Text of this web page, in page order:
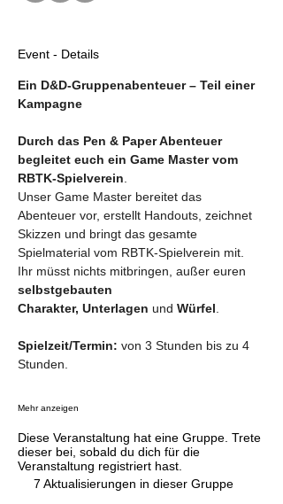
Event - Details
Ein D&D-Gruppenabenteuer – Teil einer
Kampagne
Durch das Pen & Paper Abenteuer
begleitet euch ein Game Master vom
RBTK-Spielverein
Unser Game Master bereitet das
Abenteuer vor, erstellt Handouts, zeichnet
Skizzen und bringt das gesamte
Spielmaterial vom RBTK-Spielverein mit.
Ihr müsst nichts mitbringen, außer euren
selbstgebauten
Charakter, Unterlagen und Würfel
Spielzeit/Termin: von 3 Stunden bis zu 4
Stunden.
Mehr anzeigen
Diese Veranstaltung hat eine Gruppe. Trete
dieser bei, sobald du dich für die
Veranstaltung registriert hast.
7 Aktualisierungen in dieser Gruppe